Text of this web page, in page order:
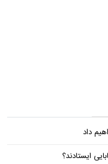
داد
ایستادند؟